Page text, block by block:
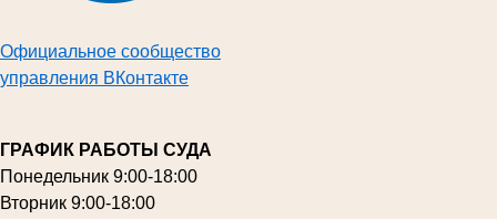
Официальное сообщество
управления ВКонтакте
ГРАФИК РАБОТЫ СУДА
Понедельник 9:00-18:00
Вторник 9:00-18:00